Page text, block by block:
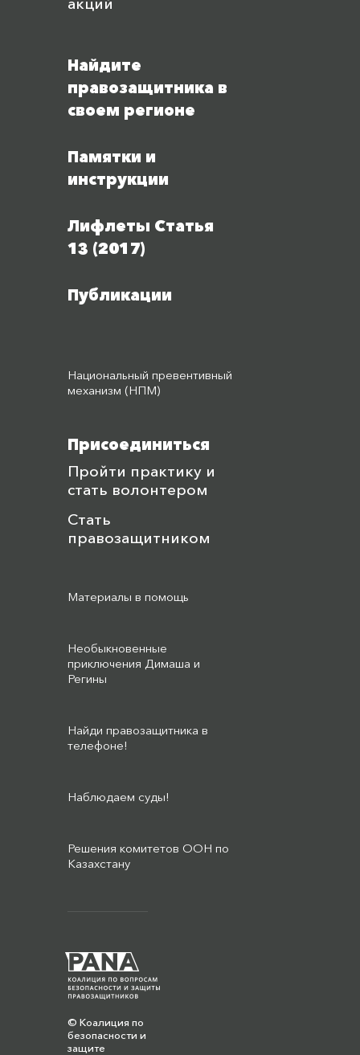
© Коалиция по
безопасности и
защите
Найдите
правозащитника в
своем регионе
Памятки и
инструкции
Лифлеты Статья
13 (2017)
Публикации
Национальный превентивный
механизм (НПМ)
Присоединиться
Пройти практику и
стать волонтером
Стать
правозащитником
Материалы в помощь
Необыкновенные
приключения Димаша и
Регины
Найди правозащитника в
телефоне!
Наблюдаем суды!
Решения комитетов ООН по
Казахстану